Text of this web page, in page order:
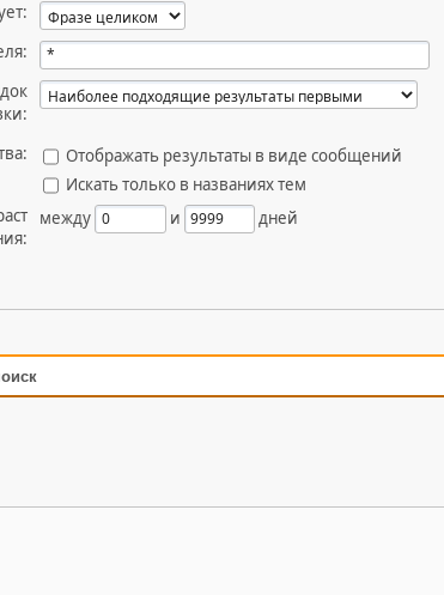
Отображать результаты в виде сообщений
Искать только в названиях тем
между и дней